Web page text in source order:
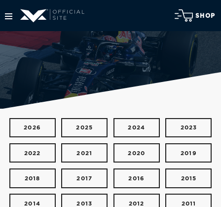
SHOP
2026 2025 2024 2023
2022 2021 2020 2019
2018 2017 2016 2015
2014 2013 2012 2011